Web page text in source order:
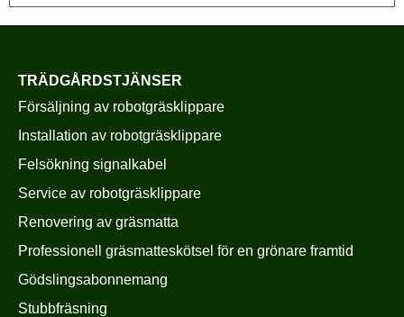
TRÄDGÅRDSTJÄNSER
Försäljning av robotgräsklippare
Installation av robotgräsklippare
Felsökning signalkabel
Service av robotgräsklippare
Renovering av gräsmatta
Professionell gräsmatteskötsel för en grönare framtid
Gödslingsabonnemang
Stubbfräsning